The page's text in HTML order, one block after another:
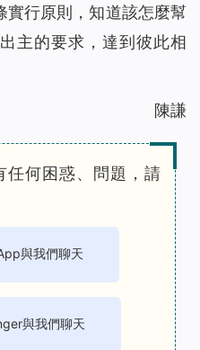
實行原則，知道該怎麼幫
主的要求，達到彼此相
陳謙
任何困惑、問題，請
與我們聊天
與我們聊天